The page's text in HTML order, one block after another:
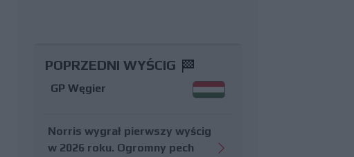
POPRZEDNI WYŚCIG
GP Węgier
Norris wygrał pierwszy wyścig
w 2026 roku. Ogromny pech